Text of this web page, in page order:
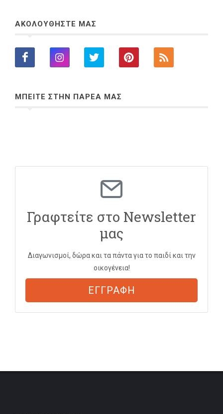
ΑΚΟΛΟΥΘΗΣΤΕ ΜΑΣ
ΜΠΕΙΤΕ ΣΤΗΝ ΠΑΡΕΑ ΜΑΣ
Γραφτείτε στο Newsletter
μας
Διαγωνισμοί, δώρα και τα πάντα για το παιδί και την
οικογένεια!
ΕΓΓΡΑΦΗ